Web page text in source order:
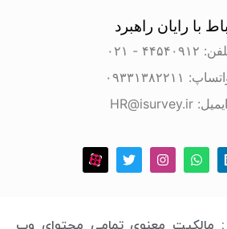
با رایان راهبرد
۴۴۵۴۰۹۱۲ - ۰۲۱
۰۹۳۳۱۳۸۲۲۱۱
ایمیل: HR@isurvey.ir